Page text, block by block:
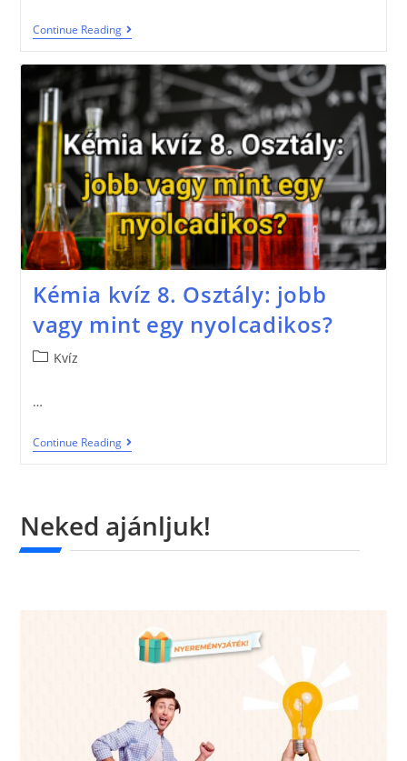
Continue Reading
Kémia kvíz 8. Osztály: jobb
vagy mint egy nyolcadikos?
Kvíz
…
Continue Reading
Neked ajánljuk!